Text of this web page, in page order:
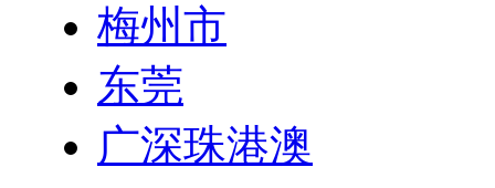
梅州市
东莞
广深珠港澳